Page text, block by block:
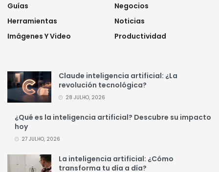
Guías
Herramientas
Imágenes Y Video
Negocios
Noticias
Productividad
Claude inteligencia artificial: ¿La
revolución tecnológica?
28 JULHO, 2026
¿Qué es la inteligencia artificial? Descubre su impacto
hoy
27 JULHO, 2026
La inteligencia artificial: ¿Cómo
transforma tu día a día?